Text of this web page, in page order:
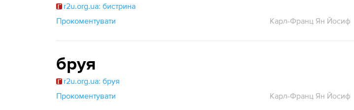
r2u.org.ua: бистрина
Прокоментувати
Карл-Франц Ян Йосиф
бруя
r2u.org.ua: бруя
Прокоментувати
Карл-Франц Ян Йосиф